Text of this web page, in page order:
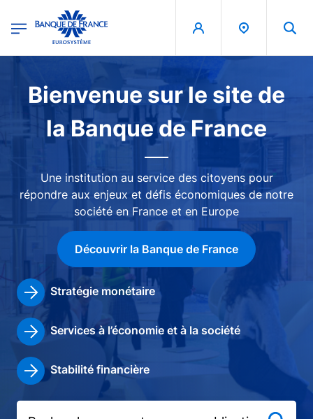
Banque de France - Menu Principal
Bienvenue sur le site de
la Banque de France
Une institution au service des citoyens pour
répondre aux enjeux et défis économiques de notre
société en France et en Europe
Découvrir la Banque de France
Stratégie monétaire
Services à l’économie et à la société
Stabilité financière